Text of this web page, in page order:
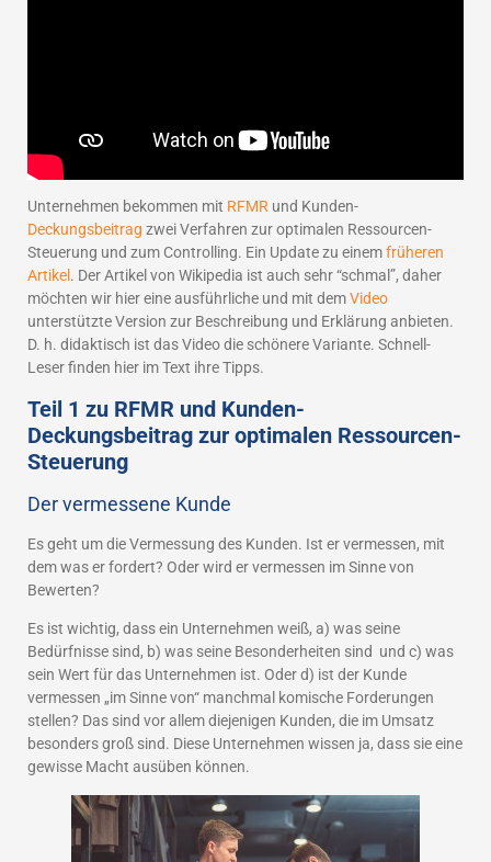
Unternehmen bekommen mit RFMR und Kunden-
Deckungsbeitrag zwei Verfahren zur optimalen Ressourcen-
Steuerung und zum Controlling. Ein Update zu einemfrüheren
Artikel . Der Artikel von Wikipedia ist auch sehr “schmal”, daher
möchten wir hier eine ausführliche und mit demVideo
unterstützte Version zur Beschreibung und Erklärung anbieten.
D. h. didaktisch ist das Video die schönere Variante. Schnell-
Leser finden hier im Text ihre Tipps.
Teil 1 zu RFMR und Kunden-
Deckungsbeitrag zur optimalen Ressourcen-
Steuerung
Der vermessene Kunde
Es geht um die Vermessung des Kunden. Ist er vermessen, mit
dem was er fordert? Oder wird er vermessen im Sinne von
Bewerten?
Es ist wichtig, dass ein Unternehmen weiß, a) was seine
Bedürfnisse sind, b) was seine Besonderheiten sind und c) was
sein Wert für das Unternehmen ist. Oder d) ist der Kunde
vermessen „im Sinne von“ manchmal komische Forderungen
stellen? Das sind vor allem diejenigen Kunden, die im Umsatz
besonders groß sind. Diese Unternehmen wissen ja, dass sie eine
gewisse Macht ausüben können.